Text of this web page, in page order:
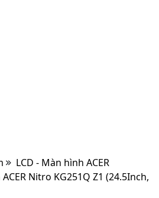
LCD - Màn hình ACER
Nitro KG251Q Z1 (24.5Inch,